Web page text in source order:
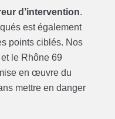
d’intervention.
est également
points ciblés. Nos
le Rhône 69
en œuvre du
mettre en danger